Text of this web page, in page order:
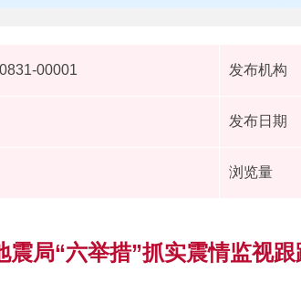
00001 发布机构
发布日期
浏览量
震局“六举措”抓实震情监视